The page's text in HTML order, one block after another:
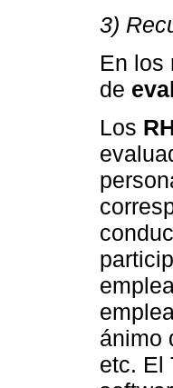
3)
En los
de
Los
ánimo
etc. El